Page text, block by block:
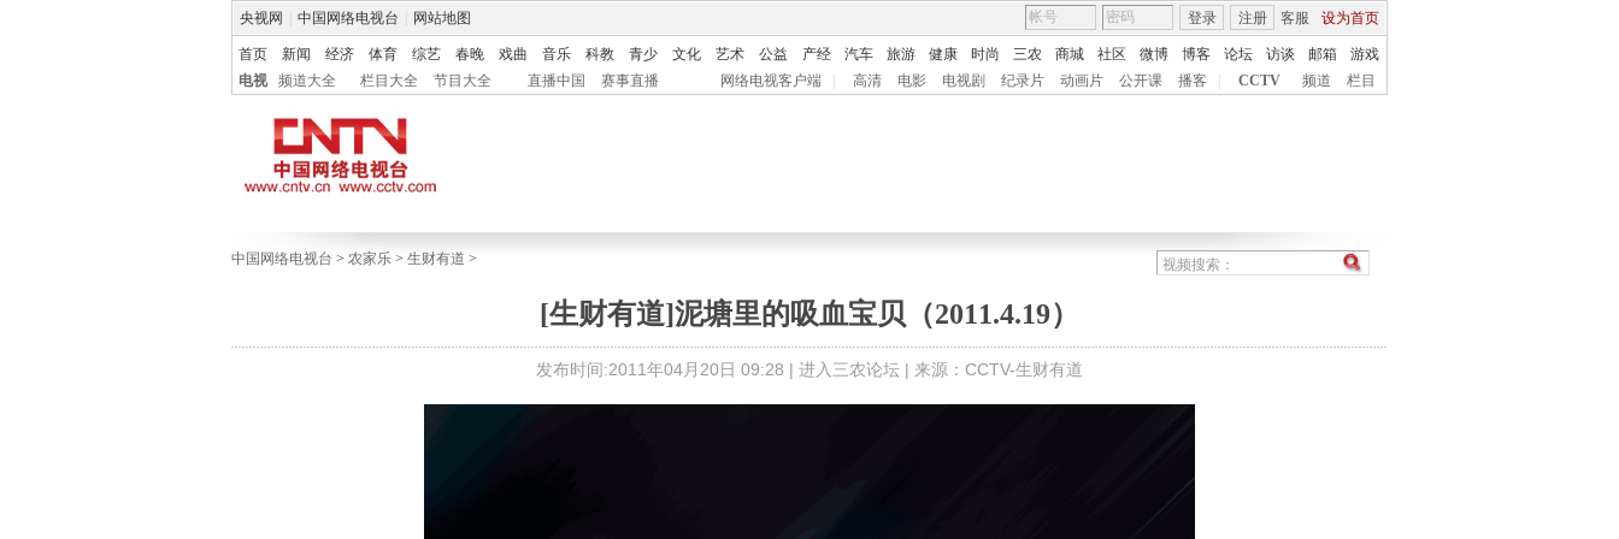
央视网 中国网络电视台 网站地图 客服 设为首页
登录 注册
首页 新闻 经济 体育 综艺 春晚 戏曲 音乐 科教 青少 文化 艺术 公益 产经 汽车 旅游 健康 时尚 三农 商城 社区 微博 博客 论坛 访谈 邮箱
游戏
电视
频道大全 栏目大全 节目大全 直播中国 赛事直播 网络电视客户端 高清 电影 电视剧 纪录片 动画片 公开课 播客 CCTV 频道 栏目
中国网络电视台 > 农家乐 > 生财有道 >
[生财有道]泥塘里的吸血宝贝（2011.4.19）
发布时间:2011年04月20日 09:28 | 进入三农论坛 | 来源：CCTV-生财有道